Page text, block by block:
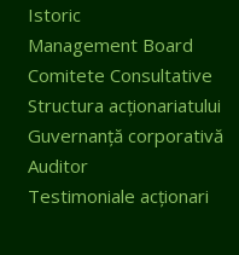
Istoric
Management Board
Comitete Consultative
Structura acționariatului
Guvernanță corporativă
Auditor
Testimoniale acționari